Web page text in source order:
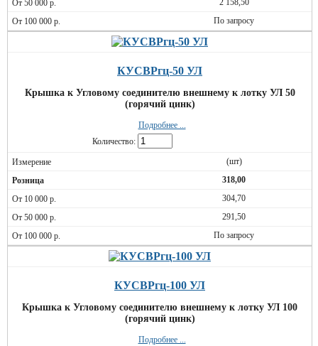
2 158,50
По запросу
КУСВРгц-50 УЛ
Крышка к Угловому соединителю внешнему к лотку УЛ 50
(горячий цинк)
Подробнее ...
Количество:
(шт)
318,00
304,70
291,50
По запросу
КУСВРгц-100 УЛ
Крышка к Угловому соединителю внешнему к лотку УЛ 100
(горячий цинк)
Подробнее ...